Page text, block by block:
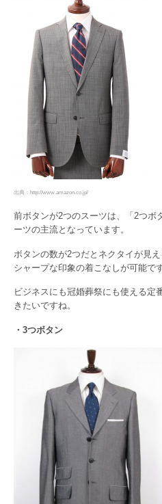
出典：http://www.amazon.co.jp/
前ボタンが2つのスーツは、「2つボ
ーツの主流となっています。
ボタンの数が2つだとネクタイが見
シャープな印象の着こなしが可能です
ビジネスにも冠婚葬祭にも使える定
きたいですね。
・3つボタン